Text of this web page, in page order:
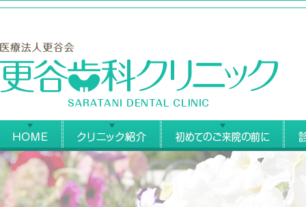
HOME クリニック紹介 始め